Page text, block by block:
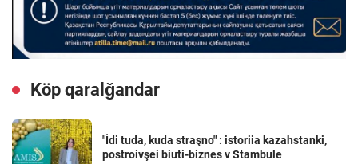
Köp qaralǧandar
"İdi tuda, kuda straşno" : istoriia kazahstanki,
postroivşei biuti-biznes v Stambule